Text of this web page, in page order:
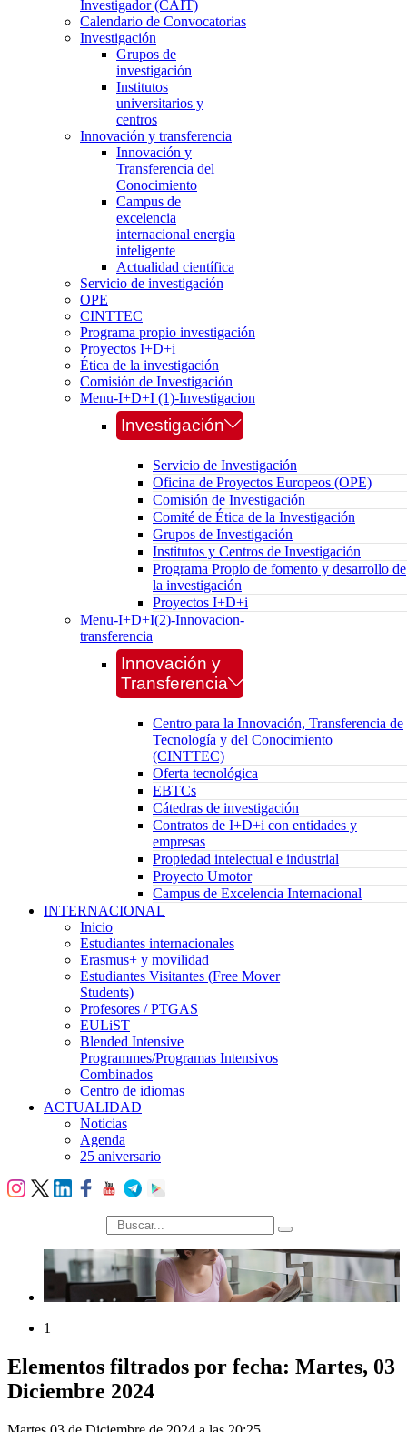
Investigador (CAIT)
Calendario de Convocatorias
Investigación
Grupos de
investigación
Institutos
universitarios y
centros
Innovación y transferencia
Innovación y
Transferencia del
Conocimiento
Campus de
excelencia
internacional energia
inteligente
Actualidad científica
Servicio de investigación
OPE
CINTTEC
Programa propio investigación
Proyectos I+D+i
Ética de la investigación
Comisión de Investigación
Menu-I+D+I (1)-Investigacion
Investigación
Servicio de Investigación
Oficina de Proyectos Europeos (OPE)
Comisión de Investigación
Comité de Ética de la Investigación
Grupos de Investigación
Institutos y Centros de Investigación
Programa Propio de fomento y desarrollo de
la investigación
Proyectos I+D+i
Menu-I+D+I(2)-Innovacion-
transferencia
Innovación y
Transferencia
Centro para la Innovación, Transferencia de
Tecnología y del Conocimiento
(CINTTEC)
Oferta tecnológica
EBTCs
Cátedras de investigación
Contratos de I+D+i con entidades y
empresas
Propiedad intelectual e industrial
Proyecto Umotor
Campus de Excelencia Internacional
INTERNACIONAL
Inicio
Estudiantes internacionales
Erasmus+ y movilidad
Estudiantes Visitantes (Free Mover
Students)
Profesores / PTGAS
EULiST
Blended Intensive
Programmes/Programas Intensivos
Combinados
Centro de idiomas
ACTUALIDAD
Noticias
Agenda
25 aniversario
búsqueda
1
Elementos filtrados por fecha: Martes, 03
Diciembre 2024